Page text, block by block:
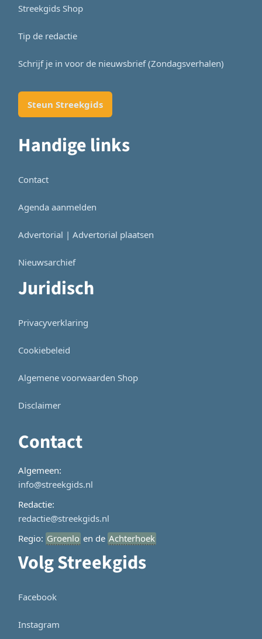
Streekgids Shop
Tip de redactie
Schrijf je in voor de nieuwsbrief (Zondagsverhalen)
Steun Streekgids
Handige links
Contact
Agenda aanmelden
Advertorial | Advertorial plaatsen
Nieuwsarchief
Juridisch
Privacyverklaring
Cookiebeleid
Algemene voorwaarden Shop
Disclaimer
Contact
Algemeen:
info@streekgids.nl
Redactie:
redactie@streekgids.nl
Regio: Groenlo en de Achterhoek
Volg Streekgids
Facebook
Instagram